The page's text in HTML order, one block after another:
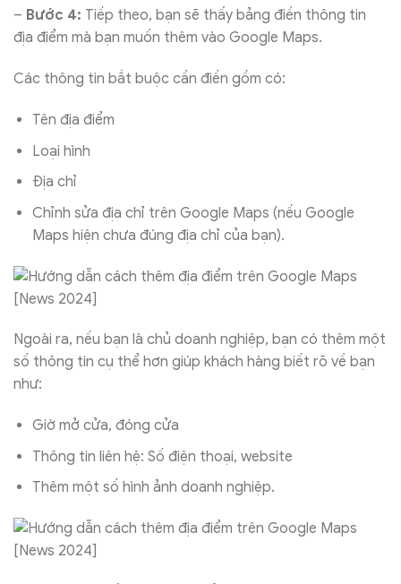
– Bước 4: Tiếp theo, bạn sẽ thấy bảng điền thông tin
địa điểm mà bạn muốn thêm vào Google Maps.
Các thông tin bắt buộc cần điền gồm có:
Tên địa điểm
Loại hình
Địa chỉ
Chỉnh sửa địa chỉ trên Google Maps (nếu Google
Maps hiện chưa đúng địa chỉ của bạn).
Ngoài ra, nếu bạn là chủ doanh nghiệp, bạn có thêm một
số thông tin cụ thể hơn giúp khách hàng biết rõ về bạn
như:
Giờ mở cửa, đóng cửa
Thông tin liên hệ: Số điện thoại, website
Thêm một số hình ảnh doanh nghiệp.